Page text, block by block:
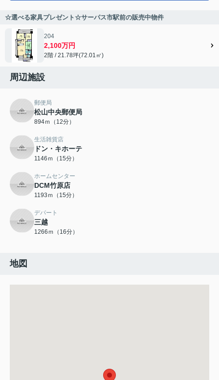
☆選べる家具プレゼント☆サーパス市駅前の販売中物件
204
2,100万円
2階 / 21.78坪(72.01㎡)
周辺施設
郵便局
松山中央郵便局
894ｍ（12分）
生活雑貨店
ドン・キホーテ
1146ｍ（15分）
ホームセンター
DCM竹原店
1193ｍ（15分）
デパート
三越
1266ｍ（16分）
地図